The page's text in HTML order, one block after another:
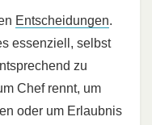
Entscheidungen.
essenziell, selbst
zu
Chef rennt, um
oder um Erlaubnis